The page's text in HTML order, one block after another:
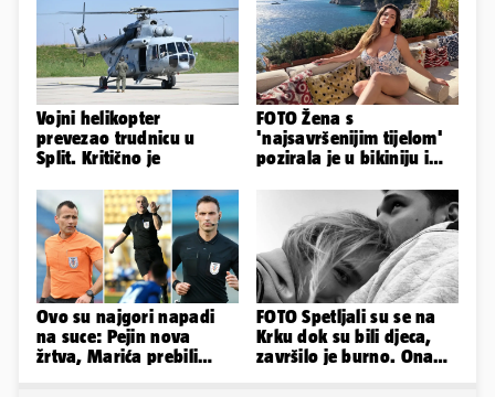
Vojni helikopter
prevezao trudnicu u
Split. Kritično je
FOTO Žena s
'najsavršenijim tijelom'
pozirala je u bikiniju i
Ovo su najgori napadi
na suce: Pejin nova
žrtva, Marića prebili
FOTO Spetljali su se na
Krku dok su bili djeca,
završilo je burno. Ona